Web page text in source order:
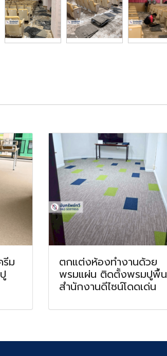
ม
ตกแต่งห้องทำงานด้วย
พรมแผ่น ติดตั้งพรมปูพื้น
สำนักงานดีไซน์โดดเด่น